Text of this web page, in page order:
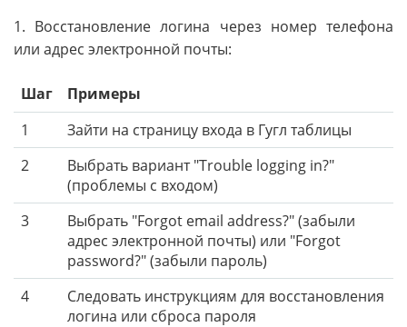
1. Восстановление логина через номер телефона
или адрес электронной почты:
Шаг
Примеры
1
Зайти на страницу входа в Гугл таблицы
2
Выбрать вариант "Trouble logging in?"
(проблемы с входом)
3
Выбрать "Forgot email address?" (забыли
адрес электронной почты) или "Forgot
password?" (забыли пароль)
4
Следовать инструкциям для восстановления
логина или сброса пароля